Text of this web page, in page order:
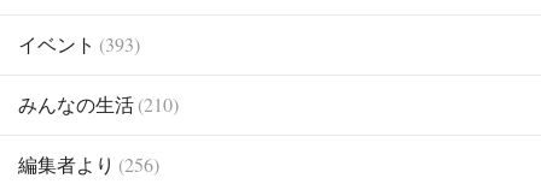
イベント (393)
みんなの生活(210)
編集者より (256)